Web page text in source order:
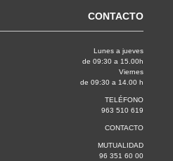
CONTACTO
Lunes a jueves
de 09:30 a 15.00h
Viernes
de 09:30 a 14.00 h
TELÉFONO
963 510 619
CONTACTO
MUTUALIDAD
96 351 60 00